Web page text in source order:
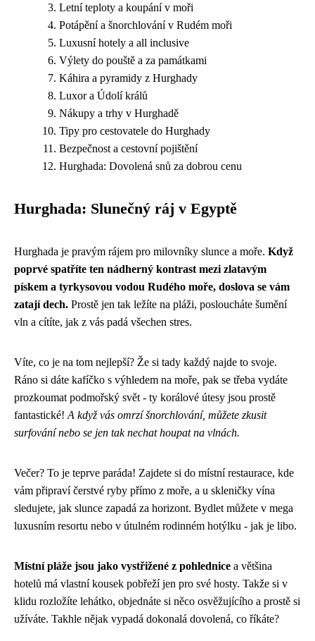
Letní teploty a koupání v moři
Potápění a šnorchlování v Rudém moři
Luxusní hotely a all inclusive
Výlety do pouště a za památkami
Káhira a pyramidy z Hurghady
Luxor a Údolí králů
Nákupy a trhy v Hurghadě
Tipy pro cestovatele do Hurghady
Bezpečnost a cestovní pojištění
Hurghada: Dovolená snů za dobrou cenu
Hurghada: Slunečný ráj v Egyptě
Hurghada je pravým rájem pro milovníky slunce a moře. Když
poprvé spatříte ten nádherný kontrast mezi zlatavým
pískem a tyrkysovou vodou Rudého moře, doslova se vám
zatají dech. Prostě jen tak ležíte na pláži, posloucháte šumění
vln a cítíte, jak z vás padá všechen stres.
Víte, co je na tom nejlepší? Že si tady každý najde to svoje.
Ráno si dáte kafíčko s výhledem na moře, pak se třeba vydáte
prozkoumat podmořský svět - ty korálové útesy jsou prostě
fantastické! A když vás omrzí šnorchlování, můžete zkusit
surfování nebo se jen tak nechat houpat na vlnách.
Večer? To je teprve paráda! Zajdete si do místní restaurace, kde
vám připraví čerstvé ryby přímo z moře, a u skleničky vína
sledujete, jak slunce zapadá za horizont. Bydlet můžete v mega
luxusním resortu nebo v útulném rodinném hotýlku - jak je libo.
Místní pláže jsou jako vystřižené z pohlednice a většina
hotelů má vlastní kousek pobřeží jen pro své hosty. Takže si v
klidu rozložíte lehátko, objednáte si něco osvěžujícího a prostě si
užíváte. Takhle nějak vypadá dokonalá dovolená, co říkáte?